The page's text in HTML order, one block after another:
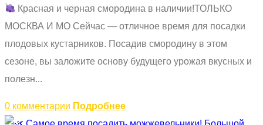
Красная и черная смородина в наличии!ТОЛЬКО
МОСКВА И МО Сейчас — отличное время для посадки
плодовых кустарников. Посадив смородину в этом
сезоне, вы заложите основу будущего урожая вкусных и
полезн...
0 комментарии Подробнее